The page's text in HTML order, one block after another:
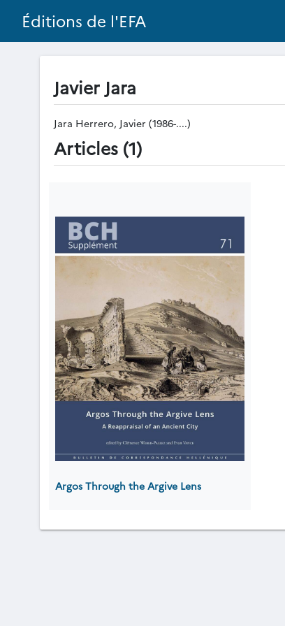
Éditions de l'EFA
Javier Jara
Jara Herrero, Javier (1986-....)
Articles (1)
Argos Through the Argive Lens